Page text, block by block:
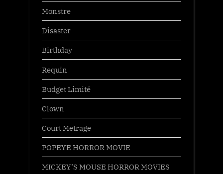
Monstre
Disaster
Birthday
Requin
Budget Limité
Clown
Court Metrage
POPEYE HORROR MOVIE
MICKEY’S MOUSE HORROR MOVIES